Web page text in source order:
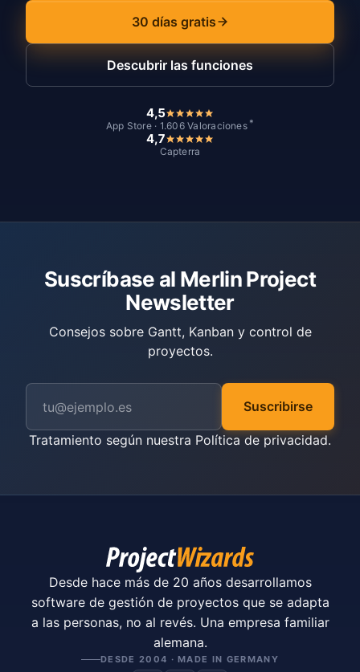
30 días gratis
Descubrir las funciones
4,5
App Store · 1.606 Valoraciones *
4,7
Capterra
Suscríbase al Merlin Project
Newsletter
Consejos sobre Gantt, Kanban y control de
proyectos.
Suscribirse
Tratamiento según nuestra Política de privacidad.
Desde hace más de 20 años desarrollamos
software de gestión de proyectos que se adapta
a las personas, no al revés. Una empresa familiar
alemana.
DESDE 2004 · MADE IN GERMANY